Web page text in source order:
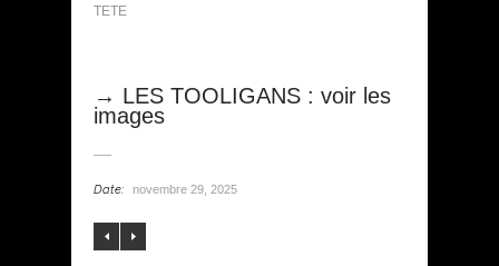
TETE
→ LES TOOLIGANS : voir les
images
Date: novembre 29, 2025